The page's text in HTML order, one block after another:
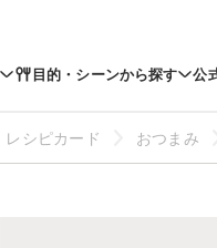
目的・シーンから探す 公
レシピカード おつまみ